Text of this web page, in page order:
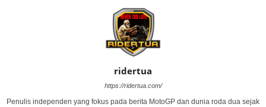
ridertua
https://ridertua.com/
Penulis independen yang fokus pada berita MotoGP dan dunia roda dua sejak